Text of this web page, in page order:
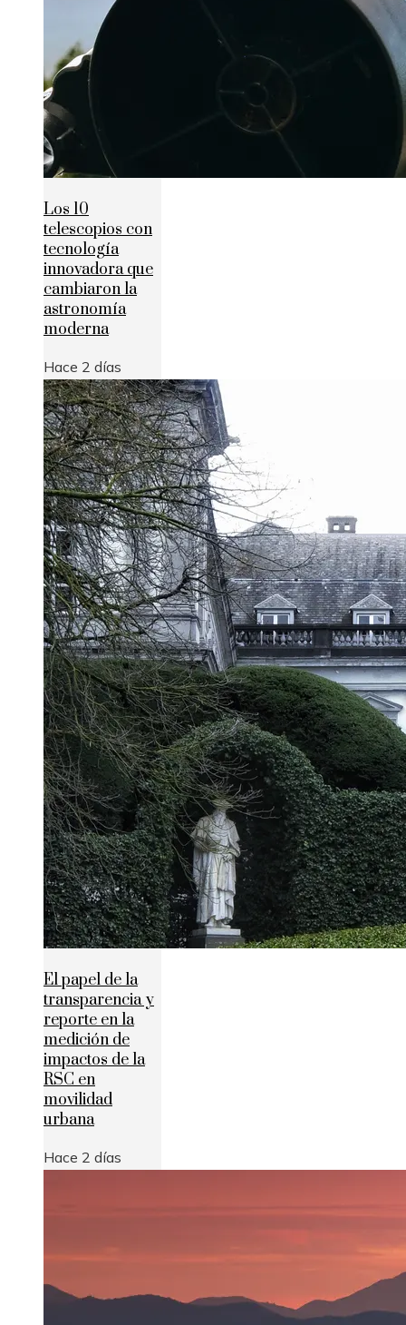
Los 10
telescopios con
tecnología
innovadora que
cambiaron la
astronomía
moderna
Hace 2 días
El papel de la
transparencia y
reporte en la
medición de
impactos de la
RSC en
movilidad
urbana
Hace 2 días